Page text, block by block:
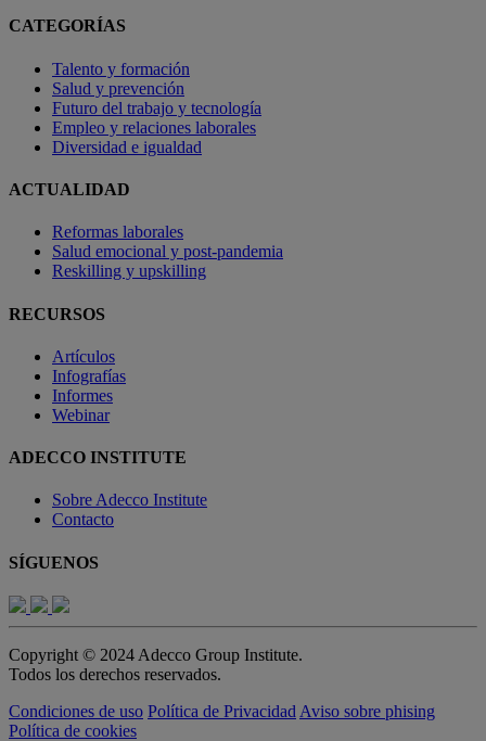
CATEGORÍAS
Talento y formación
Salud y prevención
Futuro del trabajo y tecnología
Empleo y relaciones laborales
Diversidad e igualdad
ACTUALIDAD
Reformas laborales
Salud emocional y post-pandemia
Reskilling y upskilling
RECURSOS
Artículos
Infografías
Informes
Webinar
ADECCO INSTITUTE
Sobre Adecco Institute
Contacto
SÍGUENOS
Copyright © 2024 Adecco Group Institute.
Todos los derechos reservados.
Condiciones de uso Política de Privacidad Aviso sobre phising
Política de cookies